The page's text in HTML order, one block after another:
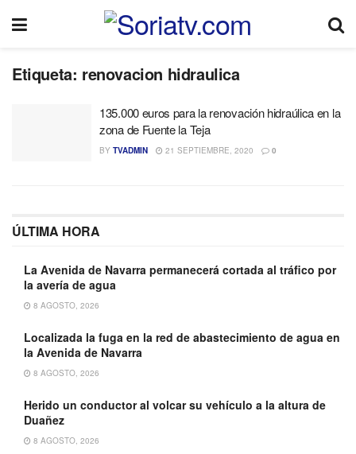
Etiqueta: renovacion hidraulica
135.000 euros para la renovación hidraúlica en la
zona de Fuente la Teja
BY TVADMIN 21 SEPTIEMBRE, 2020 0
ÚLTIMA HORA
La Avenida de Navarra permanecerá cortada al tráfico por
la avería de agua
8 AGOSTO, 2026
Localizada la fuga en la red de abastecimiento de agua en
la Avenida de Navarra
8 AGOSTO, 2026
Herido un conductor al volcar su vehículo a la altura de
Duañez
8 AGOSTO, 2026